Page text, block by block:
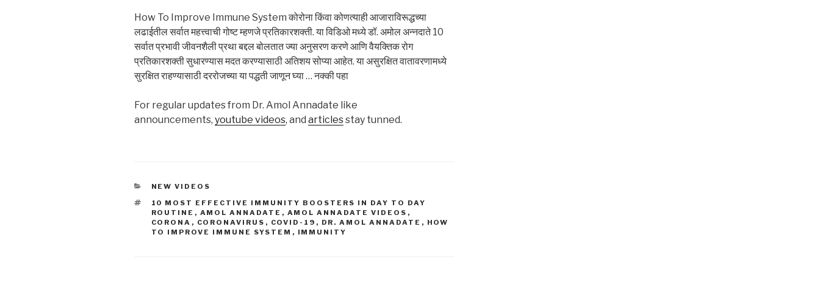
How To Improve Immune System कोरोना किंवा कोणत्याही आजाराविरूद्धच्या
लढाईतील सर्वात महत्त्वाची गोष्ट म्हणजे प्रतिकारशक्ती. या विडिओ मध्ये डॉ. अमोल अन्नदाते 10
सर्वात प्रभावी जीवनशैली प्रथा बद्दल बोलतात ज्या अनुसरण करणे आणि वैयक्तिक रोग
प्रतिकारशक्ती सुधारण्यास मदत करण्यासाठी अतिशय सोप्या आहेत. या असुरक्षित वातावरणामध्ये
सुरक्षित राहण्यासाठी दररोजच्या या पद्धती जाणून घ्या … नक्की पहा
For regular updates from Dr. Amol Annadate like
announcements, youtube videos, and articlesstay tunned.
CATEGORIES
NEW VIDEOS
TAGS
10 MOST EFFECTIVE IMMUNITY BOOSTERS IN DAY TO DAY
ROUTINE , AMOL ANNADATE , AMOL ANNADATE VIDEOS ,
CORONA , CORONAVIRUS , COVID-19 , DR. AMOL ANNADATE , HOW
TO IMPROVE IMMUNE SYSTEM , IMMUNITY